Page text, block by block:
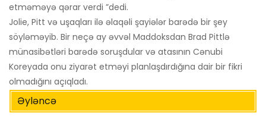
etməməyə qərar verdi ”dedi.
Jolie, Pitt və uşaqları ilə əlaqəli şayiələr barədə bir şey
söyləməyib. Bir neçə ay əvvəl Maddoksdan Brad Pittlə
münasibətləri barədə soruşdular və atasının Cənubi
Koreyada onu ziyarət etməyi planlaşdırdığına dair bir fikri
olmadığını açıqladı.
Əyləncə